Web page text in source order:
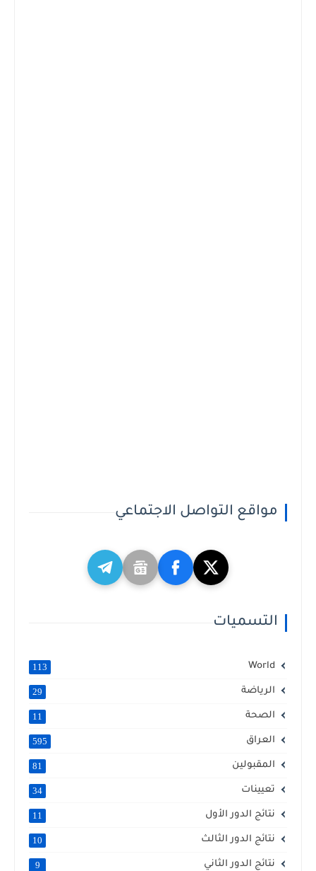
مواقع التواصل الاجتماعي
التسميات
World
113
الرياضة 29
الصحة 11
العراق 595
المقبولين 81
تعيينات 34
نتائج الدور الأول 11
نتائج الدور الثالث 10
نتائج الدور الثاني 9